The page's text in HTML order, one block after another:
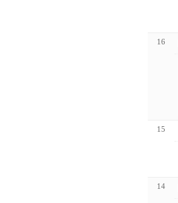
16
15
14